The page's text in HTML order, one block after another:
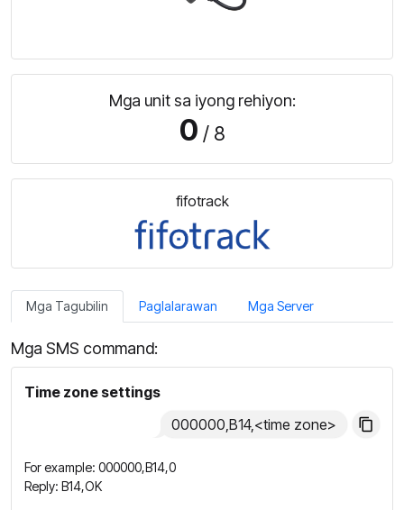
Mga unit sa iyong rehiyon:
0 / 8
fifotrack
Mga Tagubilin Paglalarawan Mga Server
Mga SMS command:
Time zone settings
000000,B14,<time zone>
For example: 000000,B14,0
Reply: B14,OK